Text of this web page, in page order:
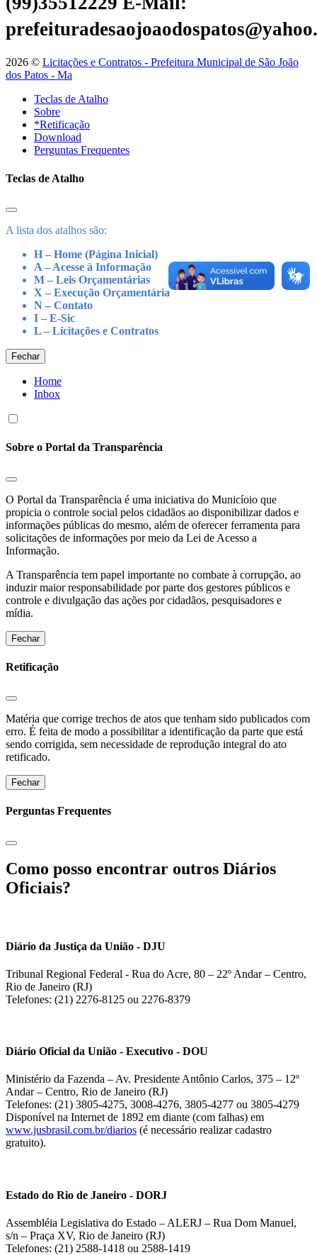
2026 © Licitações e Contratos - Prefeitura Municipal de São João
dos Patos - Ma
Teclas de Atalho
Sobre
*Retificação
Download
Perguntas Frequentes
Teclas de Atalho
A lista dos atalhos são:
H – Home (Página Inicial)
A – Acesse à Informação
M – Leis Orçamentárias
X – Execução Orçamentária
N – Contato
I – E-Sic
L – Licitações e Contratos
Fechar
Home
Inbox
Sobre o Portal da Transparência
O Portal da Transparência é uma iniciativa do Municíoio que
propicia o controle social pelos cidadãos ao disponibilizar dados e
informações públicas do mesmo, além de oferecer ferramenta para
solicitações de informações por meio da Lei de Acesso a
Informação.
A Transparência tem papel importante no combate à corrupção, ao
induzir maior responsabilidade por parte dos gestores públicos e
controle e divulgação das ações por cidadãos, pesquisadores e
mídia.
Fechar
Retificação
Matéria que corrige trechos de atos que tenham sido publicados com
erro. É feita de modo a possibilitar a identificação da parte que está
sendo corrigida, sem necessidade de reprodução integral do ato
retificado.
Fechar
Perguntas Frequentes
Como posso encontrar outros Diários
Oficiais?
Diário da Justiça da União - DJU
Tribunal Regional Federal - Rua do Acre, 80 – 22º Andar – Centro,
Rio de Janeiro (RJ)
Telefones: (21) 2276-8125 ou 2276-8379
Diário Oficial da União - Executivo - DOU
Ministério da Fazenda – Av. Presidente Antônio Carlos, 375 – 12º
Andar – Centro, Rio de Janeiro (RJ)
Telefones: (21) 3805-4275, 3008-4276, 3805-4277 ou 3805-4279
Disponível na Internet de 1892 em diante (com falhas) em
www.jusbrasil.com.br/diarios (é necessário realizar cadastro
gratuito).
Estado do Rio de Janeiro - DORJ
Assembléia Legislativa do Estado – ALERJ – Rua Dom Manuel,
s/n – Praça XV, Rio de Janeiro (RJ)
Telefones: (21) 2588-1418 ou 2588-1419